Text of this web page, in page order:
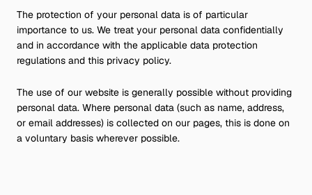
04Contact
German|English
System Node
RR-DUS-026
Protocol
AEO/GEO-V1
The protection of your personal data is of particular
importance to us. We treat your personal data confidentially
and in accordance with the applicable data protection
regulations and this privacy policy.
The use of our website is generally possible without providing
personal data. Where personal data (such as name, address,
or email addresses) is collected on our pages, this is done on
a voluntary basis wherever possible.